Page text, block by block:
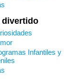
divertido
Infantiles y